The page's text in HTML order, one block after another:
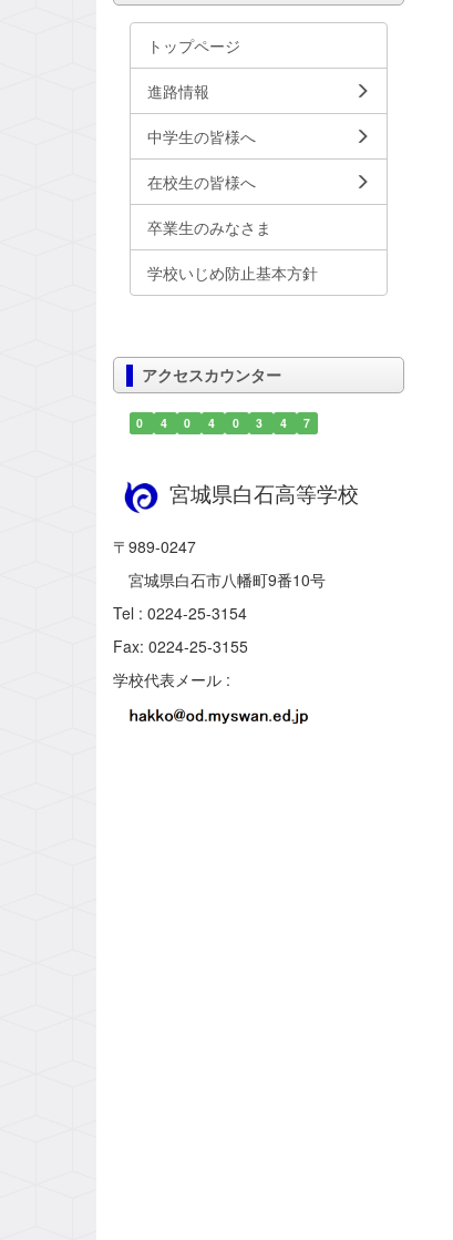
トップページ
進路情報
中学生の皆様へ
在校生の皆様へ
卒業生のみなさま
学校いじめ防止基本方針
アクセスカウンター
0 4 0 4 0 3 4 7
宮城県白石高等学校
〒989-0247
宮城県白石市八幡町9番10号
Tel : 0224-25-3154
Fax: 0224-25-3155
学校代表メール :